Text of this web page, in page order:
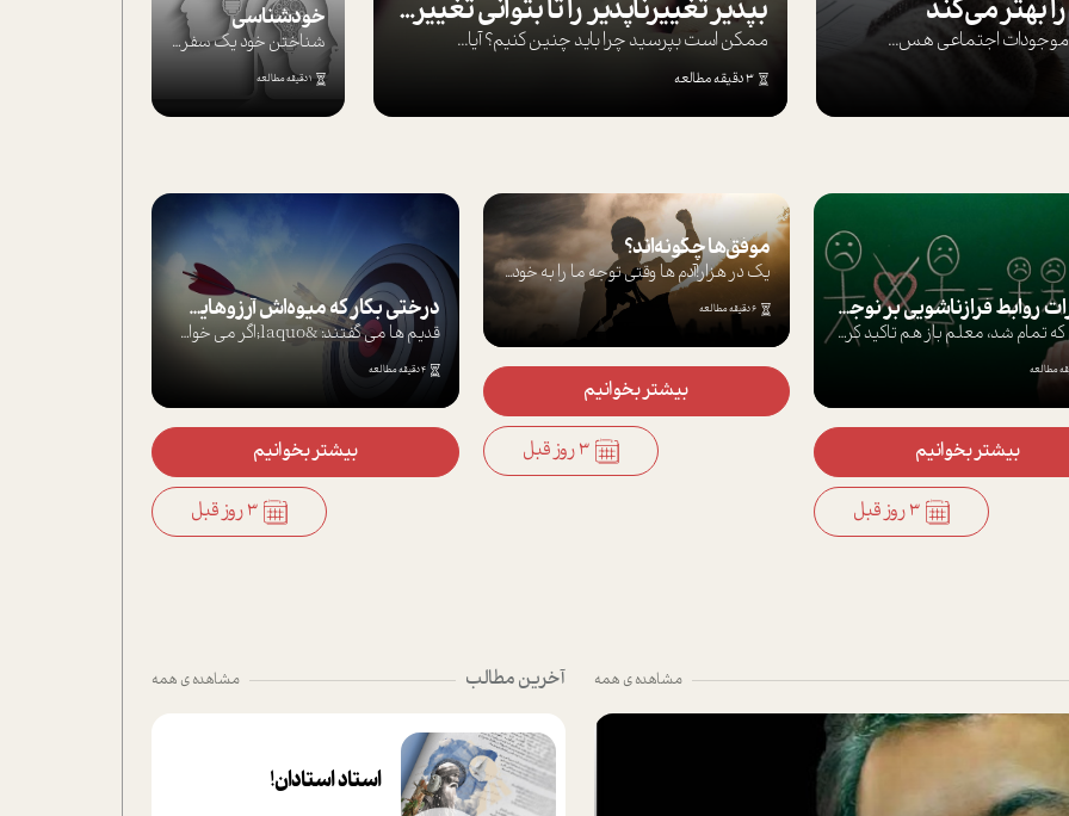
بهتر می‌کند
موجودات اجتماعی هس...
بپذير تغييرناپذير را تا بتواني تغييرش دهي!‏
ممکن است بپرسيد چرا بايد چنين کنيم؟ آيا...
3 دقیقه مطالعه
خودشناسی
شناختن خود یک سفر است؛ سفری که از مسیره...
1 دقیقه مطالعه
تاثيرات روابط فرا‌زناشويي بر نوجوانان
درس كه تمام شد، معلم باز هم تاکید کرد که...
بیشتر بخوانیم
3 روز قبل
موفق‌ها چگونه‌اند؟
یک در هزار!آدم ها وقتی توجه ما را به خود...
6 دقیقه مطالعه
بیشتر بخوانیم
3 روز قبل
درختی بکار که میوه‌اش آرزوهایت باشد!
قدیم ها می گفتند: &laquo;اگر می خواهی ه...
4 دقیقه مطالعه
بیشتر بخوانیم
3 روز قبل
مشاهده ی همه آخرین مطالب مشاهده ی همه
استاد استادان!